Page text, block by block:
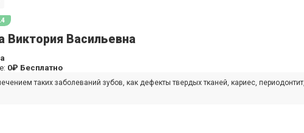
Виктория Васильевна
0₽ Бесплатно
таких заболеваний зубов, как дефекты твердых тканей, кариес, периодонтит,